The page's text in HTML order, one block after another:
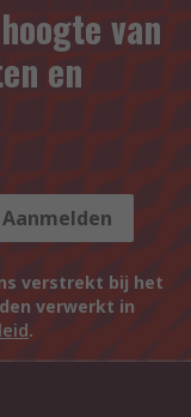
van
en
Aanmelden
verstrekt bij het
verwerkt in
.